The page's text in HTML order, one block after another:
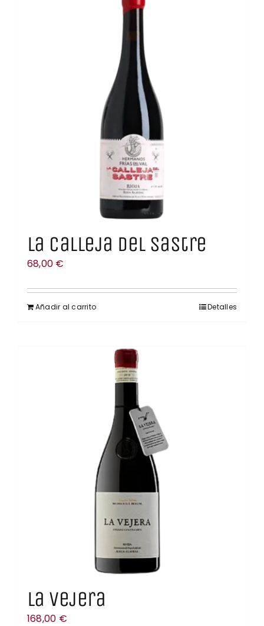
La Calleja del Sastre
68,00 €
Añadir al carrito Detalles
La Vejera
168,00 €